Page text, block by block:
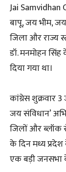
Jai Samvidhan
बापू, जय भीम,
जिला और राज्य
डॉ. मनमोहन
दिया गया था।
कांग्रेस शुक्रवार 3
जय संविधान’
जिलों और ब्लॉक
के दिन मध्य
एक बड़ी जनसभा